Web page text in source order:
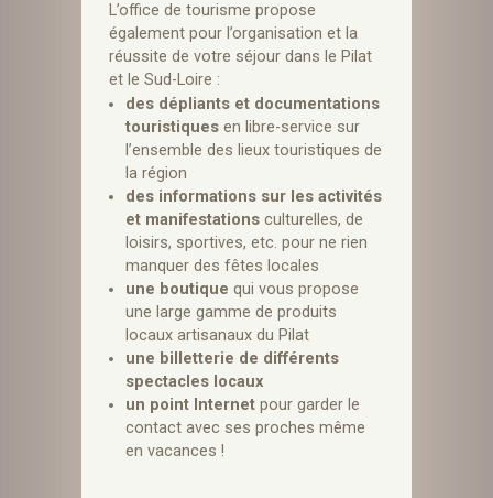
L’office de tourisme propose
également pour l’organisation et la
réussite de votre séjour dans le Pilat
et le Sud-Loire :
des dépliants et documentations
touristiques en libre-service sur
l’ensemble des lieux touristiques de
la région
des informations sur les activités
et manifestations culturelles, de
loisirs, sportives, etc. pour ne rien
manquer des fêtes locales
une boutique qui vous propose
une large gamme de produits
locaux artisanaux du Pilat
une billetterie de différents
spectacles locaux
un point Internet pour garder le
contact avec ses proches même
en vacances !